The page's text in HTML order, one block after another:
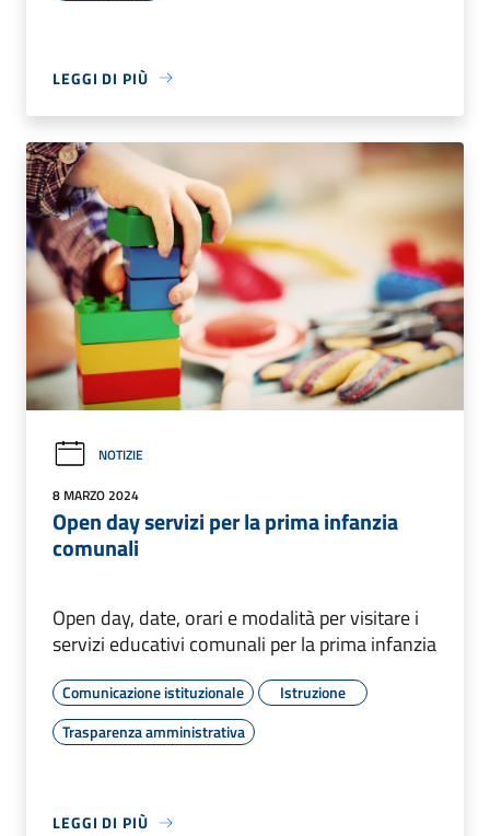
LEGGI DI PIÙ
NOTIZIE
8 MARZO 2024
Open day servizi per la prima infanzia
comunali
Open day, date, orari e modalità per visitare i
servizi educativi comunali per la prima infanzia
Comunicazione istituzionale
Istruzione
Trasparenza amministrativa
LEGGI DI PIÙ